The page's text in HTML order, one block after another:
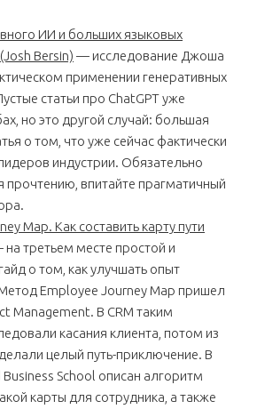
ИИ и больших языковых
Bersin) — исследование Джоша
применении генеративных
статьи про ChatGPT уже
но это другой случай: большая
о том, что уже сейчас фактически
индустрии. Обязательно
прочтению, впитайте прагматичный
Map. Как составить карту пути
третьем месте простой и
о том, как улучшать опыт
Employee Journey Map пришел
Management. В CRM таким
касания клиента, потом из
целый путь-приключение. В
Business School описан алгоритм
карты для сотрудника, а также